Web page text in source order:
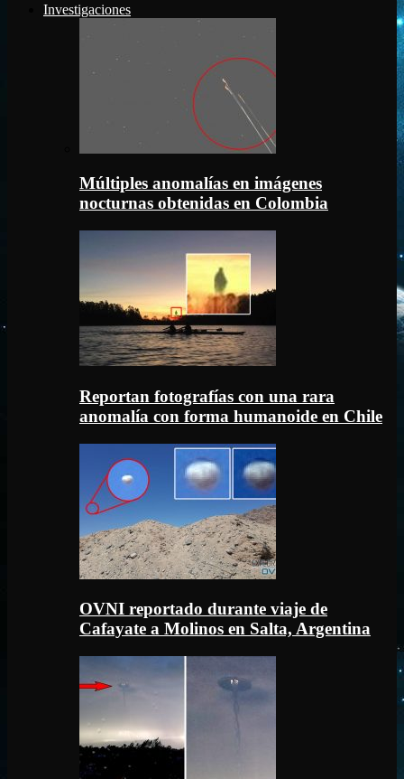
Investigaciones
Múltiples anomalías en imágenes
nocturnas obtenidas en Colombia
Reportan fotografías con una rara
anomalía con forma humanoide en Chile
OVNI reportado durante viaje de
Cafayate a Molinos en Salta, Argentina